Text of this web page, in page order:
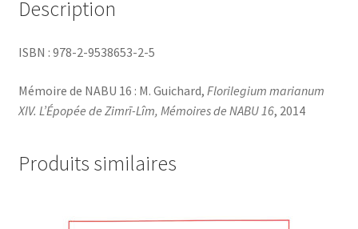
Description
ISBN : 978-2-9538653-2-5
Mémoire de NABU 16 : M. Guichard, Florilegium marianum
XIV. L’Épopée de Zimrī-Lîm, Mémoires de NABU 16, 2014
Produits similaires